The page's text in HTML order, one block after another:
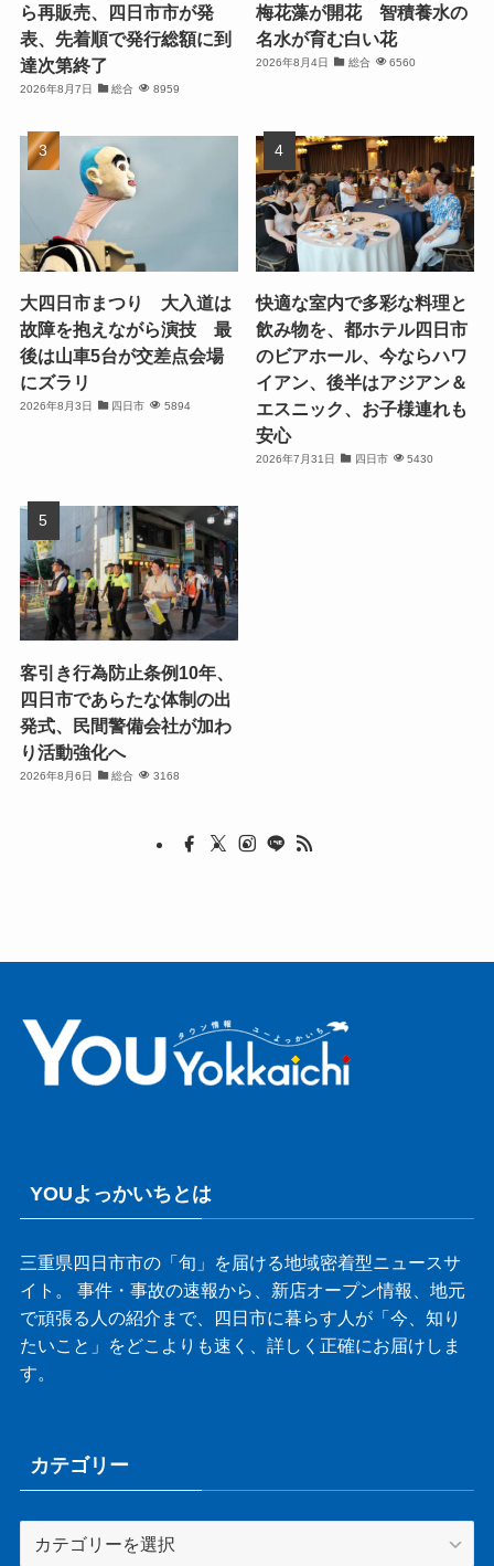
ら再販売、四日市市が発
表、先着順で発行総額に到
達次第終了
2026年8月7日 総合 8959
梅花藻が開花 智積養水の
名水が育む白い花
2026年8月4日 総合 6560
大四日市まつり 大入道は
故障を抱えながら演技 最
後は山車5台が交差点会場
にズラリ
2026年8月3日 四日市 5894
快適な室内で多彩な料理と
飲み物を、都ホテル四日市
のビアホール、今ならハワ
イアン、後半はアジアン＆
エスニック、お子様連れも
安心
2026年7月31日 四日市 5430
客引き行為防止条例10年、
四日市であらたな体制の出
発式、民間警備会社が加わ
り活動強化へ
2026年8月6日 総合 3168
YOUよっかいちとは
三重県四日市市の「旬」を届ける地域密着型ニュースサ
イト。 事件・事故の速報から、新店オープン情報、地元
で頑張る人の紹介まで、四日市に暮らす人が「今、知り
たいこと」をどこよりも速く、詳しく正確にお届けしま
す。
カテゴリー
テ